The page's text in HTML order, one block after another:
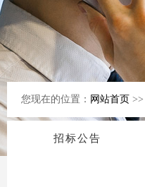
有限公司
您现在的位置： 网站首页 >>
招标公告